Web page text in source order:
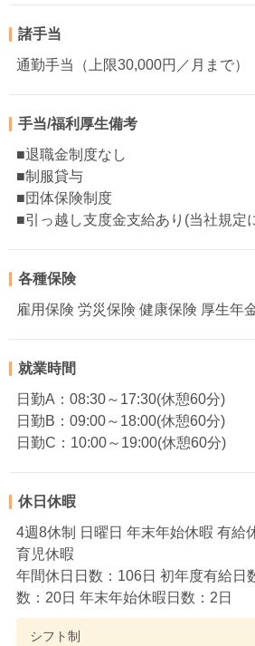
諸手当
通勤手当（上限30,000円／月まで）
手当/福利厚生備考
■退職金制度なし
■制服貸与
■団体保険制度
■引っ越し支度金支給あり(当社規定
各種保険
雇用保険 労災保険 健康保険 厚生年
就業時間
日勤A：08:30～17:30(休憩60分)
日勤B：09:00～18:00(休憩60分)
日勤C：10:00～19:00(休憩60分)
休日休暇
4週8休制 日曜日 年末年始休暇 有給
育児休暇
年間休日日数：106日 初年度有給日
数：20日 年末年始休暇日数：2日
シフト制